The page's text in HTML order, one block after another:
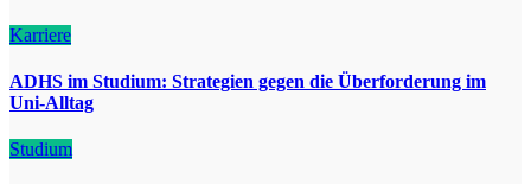
Karriere
ADHS im Studium: Strategien gegen die Überforderung im
Uni-Alltag
Studium